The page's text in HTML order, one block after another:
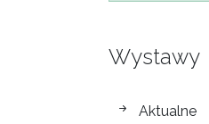
Wystawy
wystawy
Aktualne